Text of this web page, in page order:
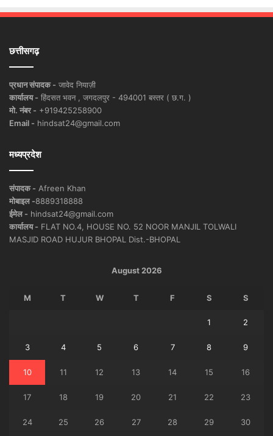
छत्तीसगढ़
प्रधान संपादक - जावेद नियाज़ी
कार्यालय - हिंदसत भवन , जगदलपुर - 494001 बस्तर ( छ.ग. )
मो. नंबर - +919425258900
Email - hindsat24@gmail.com
मध्यप्रदेश
संपादक - Afreen Khan
मोबाइल -8889318888
ईमेल - hindsat24@gmail.com
कार्यालय - FLAT NO.4, HOUSE NO. 52 NOOR MANJIL TOLWALI
MASJID ROAD HUJUR BHOPAL Dist.-BHOPAL
August 2026
M T W T F S S
1 2
3 4 5 6 7 8 9
10 11 12 13 14 15 16
17 18 19 20 21 22 23
24 25 26 27 28 29 30